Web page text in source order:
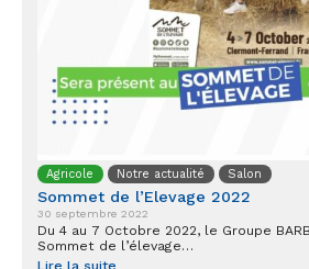
Agricole Notre actualité Salon
Sommet de l’Elevage 2022
30 septembre 2022
Du 4 au 7 Octobre 2022, le Groupe
Sommet de l’élevage…
Lire la suite